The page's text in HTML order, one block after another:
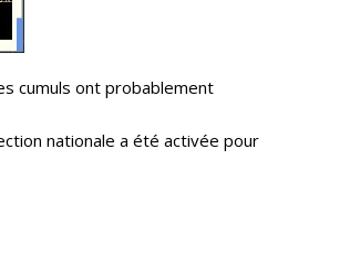
cumuls ont probablement
nationale a été activée pour